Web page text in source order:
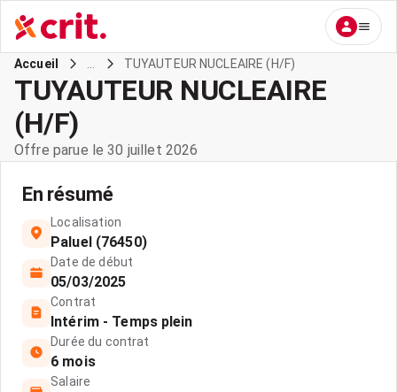
Accueil TUYAUTEUR NUCLEAIRE (H/F)
TUYAUTEUR NUCLEAIRE
(H/F)
Offre parue le 30 juillet 2026
En résumé
Localisation
Paluel (76450)
Date de début
05/03/2025
Contrat
Intérim - Temps plein
Durée du contrat
6 mois
Salaire